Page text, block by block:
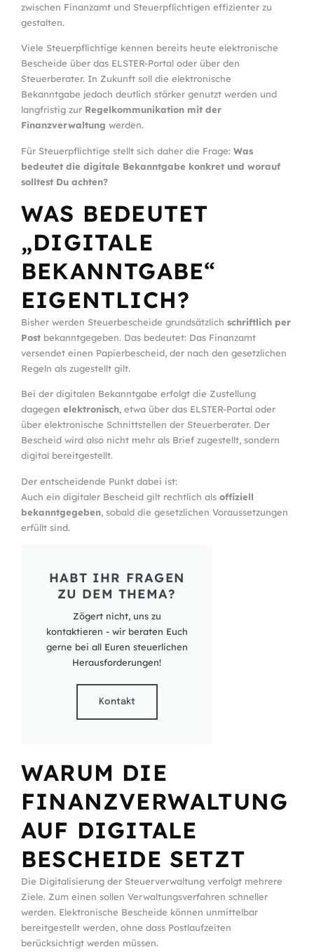
zwischen Finanzamt und Steuerpflichtigen effizienter zu
gestalten.
Viele Steuerpflichtige kennen bereits heute elektronische
Bescheide über das ELSTER-Portal oder über den
Steuerberater. In Zukunft soll die elektronische
Bekanntgabe jedoch deutlich stärker genutzt werden und
langfristig zur Regelkommunikation mit der
Finanzverwaltung werden.
Für Steuerpflichtige stellt sich daher die Frage: Was
bedeutet die digitale Bekanntgabe konkret und worauf
solltest Du achten?
WAS BEDEUTET
„DIGITALE
BEKANNTGABE“
EIGENTLICH?
Bisher werden Steuerbescheide grundsätzlich schriftlich per
Post bekanntgegeben. Das bedeutet: Das Finanzamt
versendet einen Papierbescheid, der nach den gesetzlichen
Regeln als zugestellt gilt.
Bei der digitalen Bekanntgabe erfolgt die Zustellung
dagegen elektronisch, etwa über das ELSTER-Portal oder
über elektronische Schnittstellen der Steuerberater. Der
Bescheid wird also nicht mehr als Brief zugestellt, sondern
digital bereitgestellt.
Der entscheidende Punkt dabei ist:
Auch ein digitaler Bescheid gilt rechtlich als offiziell
bekanntgegeben, sobald die gesetzlichen Voraussetzungen
erfüllt sind.
HABT IHR FRAGEN
ZU DEM THEMA?
Zögert nicht, uns zu
kontaktieren - wir beraten Euch
gerne bei all Euren steuerlichen
Herausforderungen!
Kontakt
WARUM DIE
FINANZVERWALTUNG
AUF DIGITALE
BESCHEIDE SETZT
Die Digitalisierung der Steuerverwaltung verfolgt mehrere
Ziele. Zum einen sollen Verwaltungsverfahren schneller
werden. Elektronische Bescheide können unmittelbar
bereitgestellt werden, ohne dass Postlaufzeiten
berücksichtigt werden müssen.